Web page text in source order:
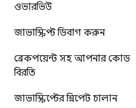
ওভারভিউ
জাভাস্ক্রিপ্ট ডিবাগ করুন
ব্রেকপয়েন্ট সহ আপনার কোড
বিরতি
জাভাস্ক্রিপ্টের স্নিপেট চালান